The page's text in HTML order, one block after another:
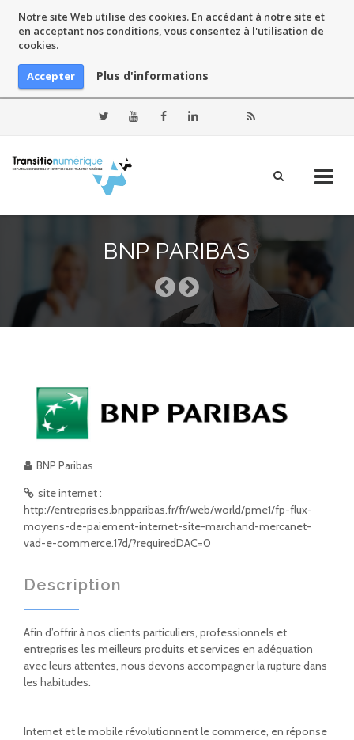
Notre site Web utilise des cookies. En accédant à notre site et
en acceptant nos conditions, vous consentez à l'utilisation de
cookies.
Accepter Plus d'informations
BNP PARIBAS
BNP Paribas
site internet :
http://entreprises.bnpparibas.fr/fr/web/world/pme1/fp-flux-
moyens-de-paiement-internet-site-marchand-mercanet-
vad-e-commerce.17d/?requiredDAC=0
Description
Afin d’offrir à nos clients particuliers, professionnels et
entreprises les meilleurs produits et services en adéquation
avec leurs attentes, nous devons accompagner la rupture dans
les habitudes.
Internet et le mobile révolutionnent le commerce, en réponse